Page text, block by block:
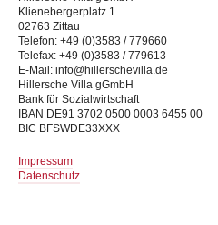
Klienebergerplatz 1
02763 Zittau
Telefon: +49 (0)3583 / 779660
Telefax: +49 (0)3583 / 779613
E-Mail: info@hillerschevilla.de
Hillersche Villa gGmbH
Bank für Sozialwirtschaft
IBAN DE91 3702 0500 0003 6455 00
BIC BFSWDE33XXX
Impressum
Datenschutz